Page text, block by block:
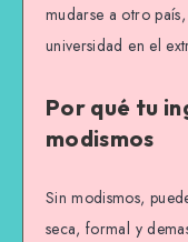
mudarse a otro
universidad en el
Por qué tu
modismos
Sin modismos,
seca, formal y